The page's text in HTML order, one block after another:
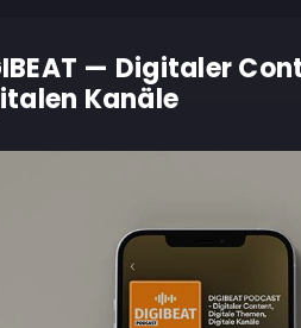
— Digitaler
Kanäle